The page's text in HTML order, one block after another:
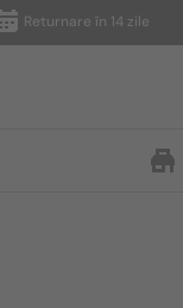
în 14 zile